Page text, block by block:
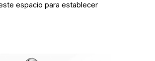
espacio para establecer